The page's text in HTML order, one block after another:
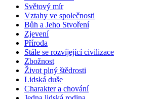
Světový mír
Vztahy ve společnosti
Bůh a Jeho Stvoření
Zjevení
Příroda
Stále se rozvíjející civilizace
Zbožnost
Život plný štědrosti
Lidská duše
Charakter a chování